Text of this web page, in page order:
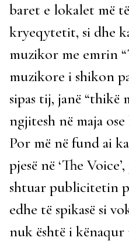
baret e lokalet më
kryeqytetit, si dhe
muzikor me emrin
muzikore i shikon
sipas tij, janë “thikë
ngjitesh në maja
Por më në fund ai
pjesë në ‘The
shtuar publicitetin
edhe të spikasë si
nuk është i